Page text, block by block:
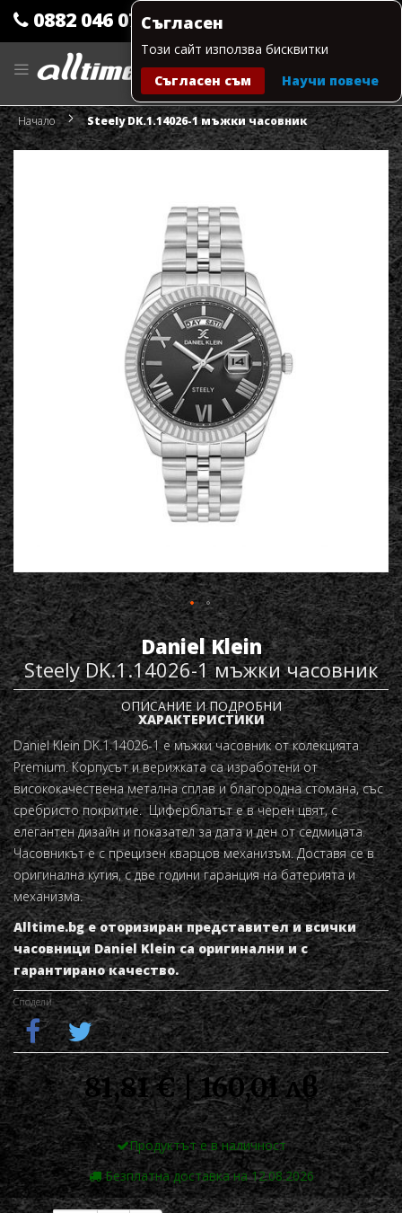
Съгласен
Този сайт използва бисквитки
Съгласен съм
Научи повече
0882 046 079
Прескачане
към
Моята количка
Начало Steely DK.1.14026-1 мъжки часовник
Daniel Klein
Steely DK.1.14026-1 мъжки часовник
ОПИСАНИЕ И ПОДРОБНИ
ХАРАКТЕРИСТИКИ
Daniel Klein DK.1.14026-1 е мъжки часовник от колекцията
Premium. Корпусът и верижката са изработени от
висококачествена метална сплав и благородна стомана, със
сребристо покритие. Циферблатът е в черен цвят, с
елегантен дизайн и показател за дата и ден от седмицата.
Часовникът е с прецизен кварцов механизъм. Доставя се в
оригинална кутия, с две години гаранция на батерията и
механизма.
Alltime.bg е оторизиран представител и всички
часовници Daniel Klein са оригинални и с
гарантирано качество.
Сподели
81,81 € | 160,01 лв
Продуктът е в наличност
Безплатна доставка на 12.08.2026